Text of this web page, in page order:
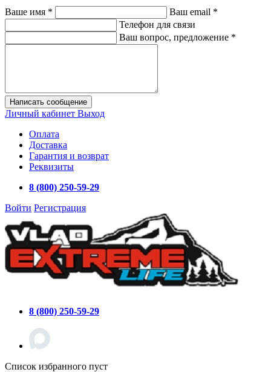
Ваше имя * Ваш email *
Телефон для связи
Ваш вопрос, предложение *
Написать сообщение
Личный кабинет Выход
Оплата
Доставка
Гарантия и возврат
Реквизиты
8 (800) 250-59-29
Войти Регистрация
8 (800) 250-59-29
Список избранного пуст